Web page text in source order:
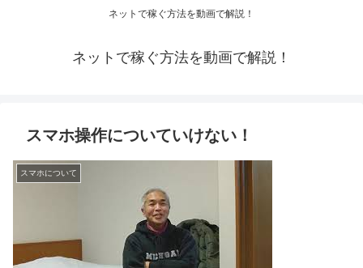
ネットで稼ぐ方法を動画で解説！
ネットで稼ぐ方法を動画で解説！
スマホ操作についていけない！
スマホについて